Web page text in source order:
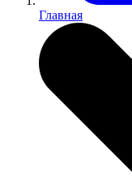
Главная